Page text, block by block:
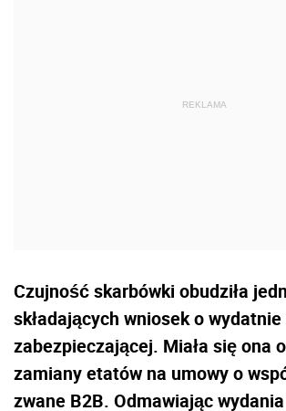
Czujność skarbówki obudziła
składających wniosek o
zabezpieczającej. Miała się ona
zamiany etatów na umowy o
zwane B2B. Odmawiając